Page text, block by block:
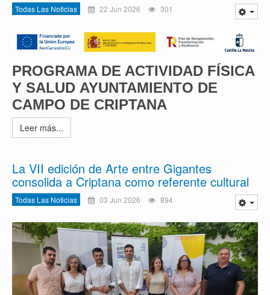
Todas Las Noticias 22 Jun 2026 301
PROGRAMA DE ACTIVIDAD FÍSICA
Y SALUD AYUNTAMIENTO DE
CAMPO DE CRIPTANA
Leer más...
La VII edición de Arte entre Gigantes
consolida a Criptana como referente cultural
Todas Las Noticias 03 Jun 2026 894